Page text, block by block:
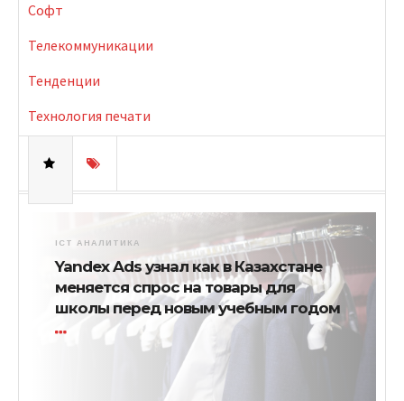
Софт
Телекоммуникации
Тенденции
Технология печати
ICT АНАЛИТИКА
Yandex Ads узнал как в Казахстане
меняется спрос на товары для
школы перед новым учебным годом